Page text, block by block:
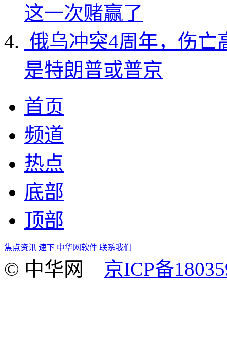
这一次赌赢了
俄乌冲突4周年，伤亡
是特朗普或普京
首页
频道
热点
底部
顶部
焦点资讯 速下 中华网软件 联系我们
© 中华网 京ICP备